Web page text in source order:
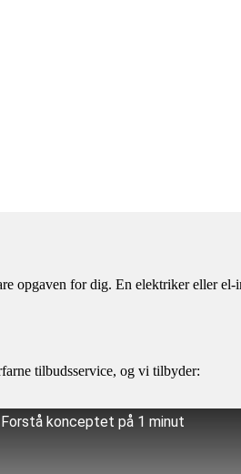
opgaven for dig. En elektriker eller el-
tilbudsservice, og vi tilbyder:
konceptet på 1 minut